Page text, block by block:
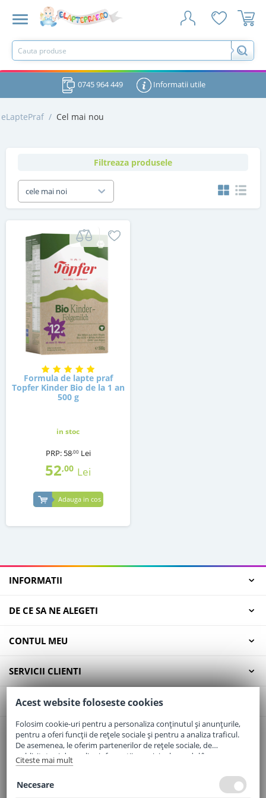
0745 964 449 Informatii utile
eLaptePraf / Cel mai nou
Filtreaza produsele
cele mai noi
Formula de lapte praf
Topfer Kinder Bio de la 1 an
500 g
in stoc
PRP: 58,00 Lei
52,00 Lei
Adauga in cos
INFORMATII
DE CE SA NE ALEGETI
CONTUL MEU
SERVICII CLIENTI
CONTACT
Email:office@elaptepraf.ro
Telefon:0745-964-449
Adresa:Sos. Borsului, Nr. 20, Oradea, Jud. Bihor
Acest website foloseste cookies
Folosim cookie-uri pentru a personaliza conținutul și anunțurile,
pentru a oferi funcții de rețele sociale și pentru a analiza traficul.
De asemenea, le oferim partenerilor de rețele sociale, de
publicitate și de analize informații cu privire la modul în care
folosiți site-ul nostru. Aceștia le pot combina cu alte informații
Citeste mai mult
Necesare